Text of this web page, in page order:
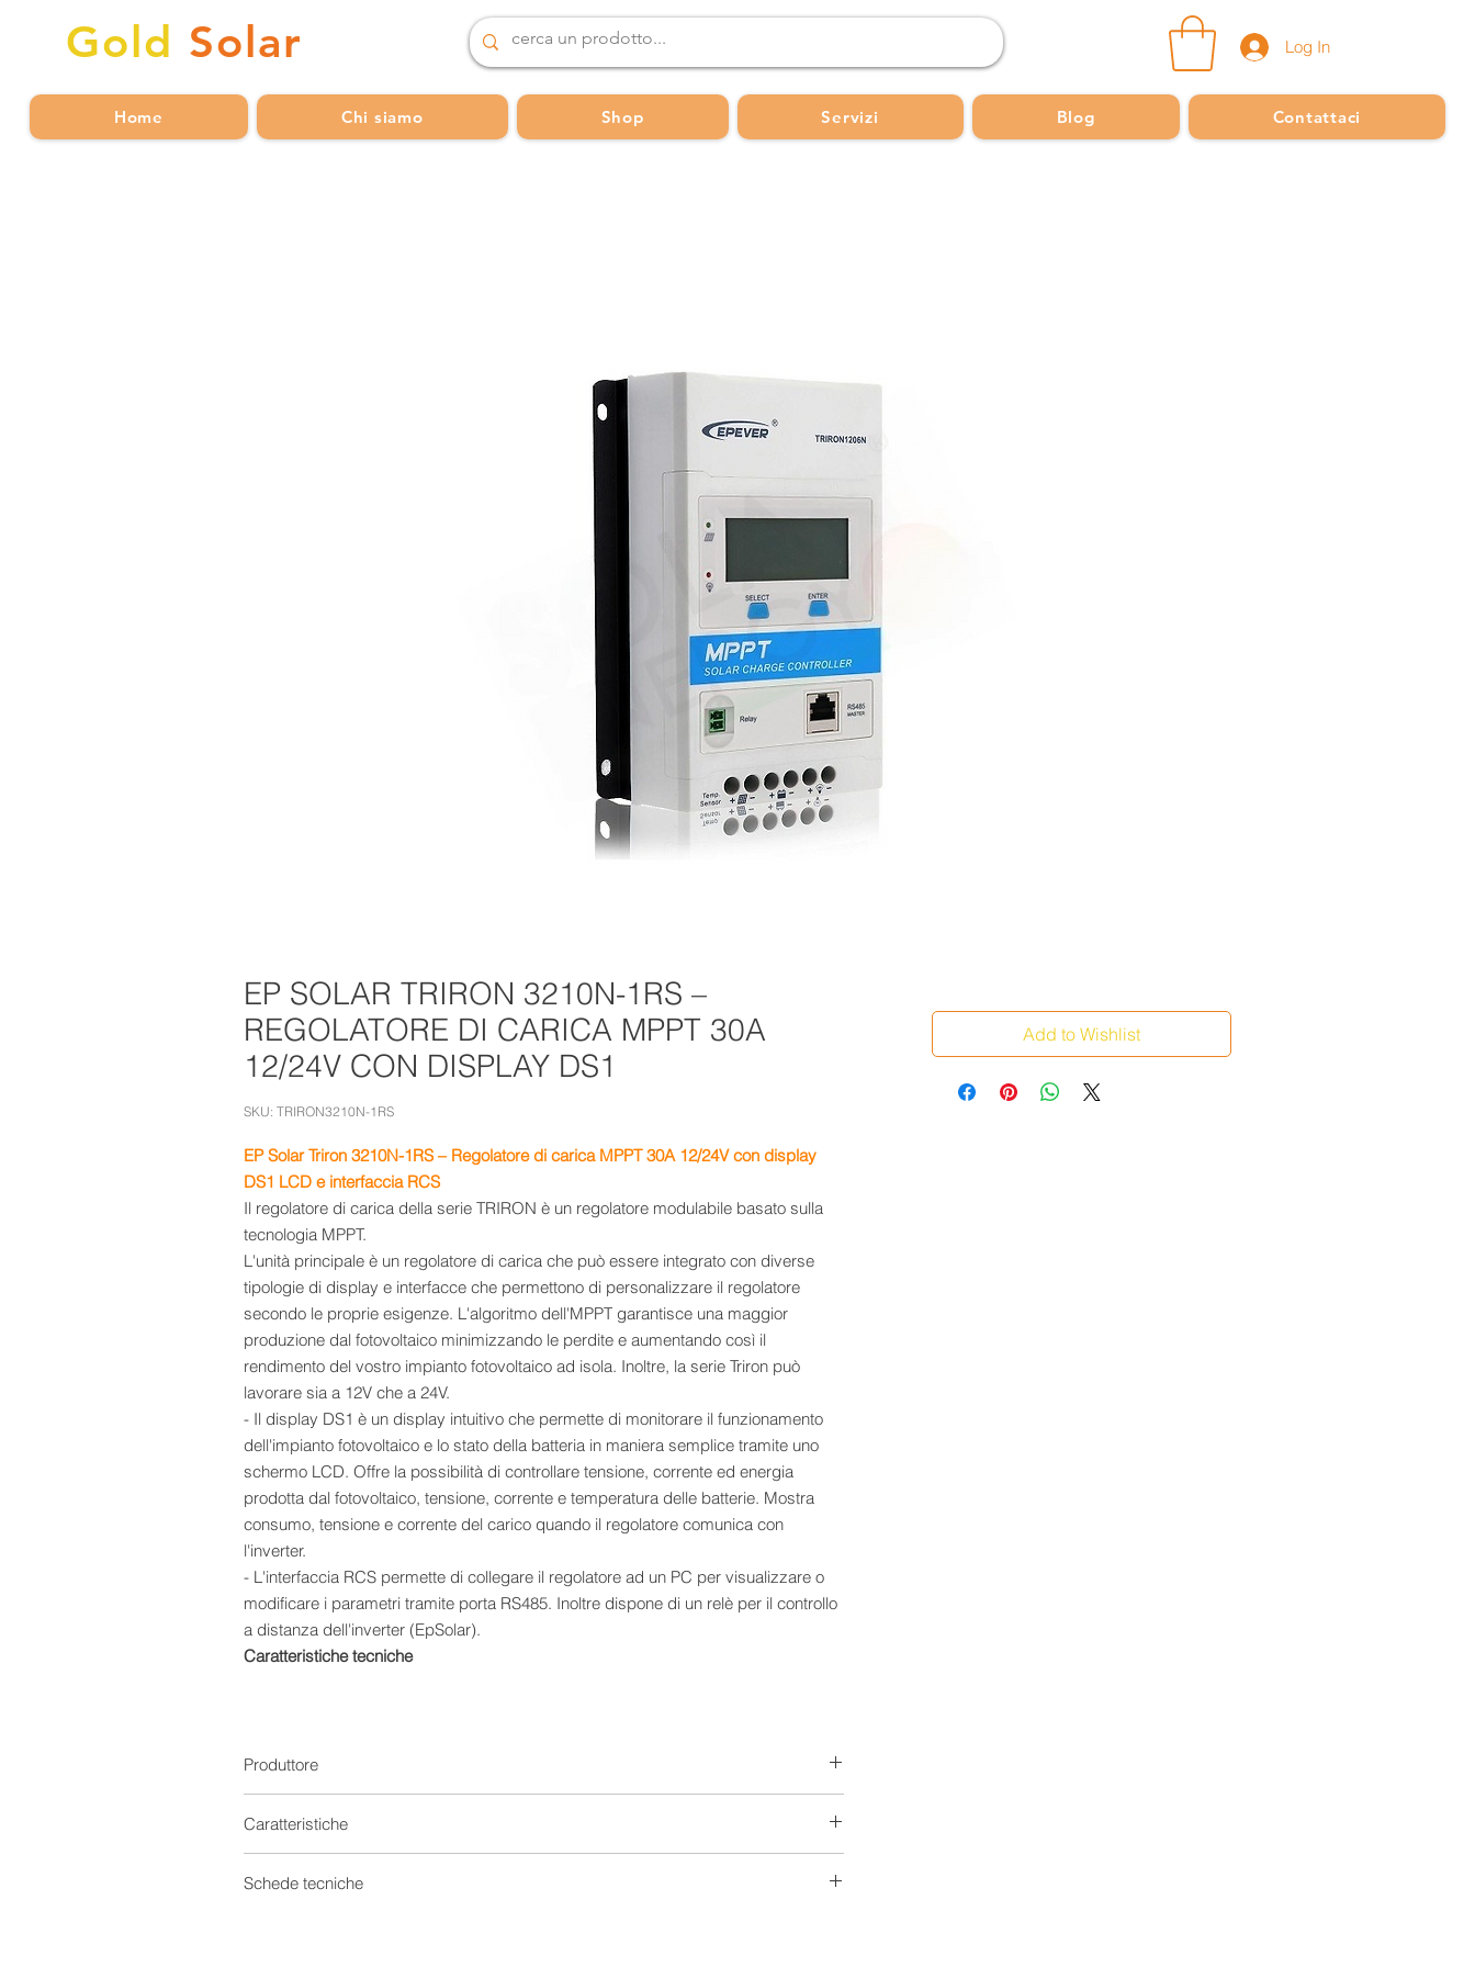
Gold Solar Log In
Home Chi siamo Shop Servizi Blog Contattaci
EP SOLAR TRIRON 3210N-1RS –
REGOLATORE DI CARICA MPPT 30A
12/24V CON DISPLAY DS1
SKU: TRIRON3210N-1RS
EP Solar Triron 3210N-1RS – Regolatore di carica MPPT 30A 12/24V con display
DS1 LCD e interfaccia RCS
Il regolatore di carica della serie TRIRON è un regolatore modulabile basato sulla
tecnologia MPPT.
L'unità principale è un regolatore di carica che può essere integrato con diverse
tipologie di display e interfacce che permettono di personalizzare il regolatore
secondo le proprie esigenze. L'algoritmo dell'MPPT garantisce una maggior
produzione dal fotovoltaico minimizzando le perdite e aumentando così il
rendimento del vostro impianto fotovoltaico ad isola. Inoltre, la serie Triron può
lavorare sia a 12V che a 24V.
- Il display DS1 è un display intuitivo che permette di monitorare il funzionamento
dell'impianto fotovoltaico e lo stato della batteria in maniera semplice tramite uno
schermo LCD. Offre la possibilità di controllare tensione, corrente ed energia
prodotta dal fotovoltaico, tensione, corrente e temperatura delle batterie. Mostra
consumo, tensione e corrente del carico quando il regolatore comunica con
l'inverter.
- L'interfaccia RCS permette di collegare il regolatore ad un PC per visualizzare o
modificare i parametri tramite porta RS485. Inoltre dispone di un relè per il controllo
a distanza dell'inverter (EpSolar).
Caratteristiche tecniche
Algoritmo di controllo MPPT avanzato per minimizzare il tasso di perdita di MPP e il
Velocità di tracciamento ultraveloce e alta efficienza di tracciamento ≥99,5%
Funzione di limitazione automatica della potenza di carica e corrente di carica
Produttore
Caratteristiche
Regolatori di carica
Schede tecniche
Add to Wishlist